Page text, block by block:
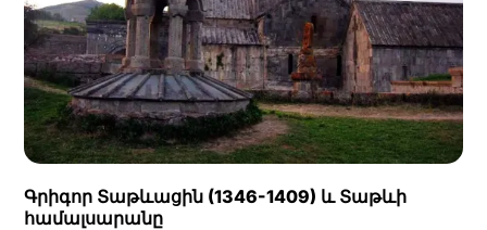
Գրիգոր Տաթևացին (1346-1409) և Տաթևի
համալսարանը